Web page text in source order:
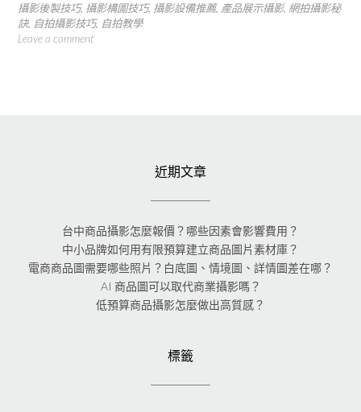
攝影後製技巧, 攝影構圖技巧, 攝影設備推薦, 產品展示攝影, 網拍攝影秘
訣, 自拍攝影技巧, 自拍教學
Leave a comment
近期文章
台中商品攝影怎麼報價？哪些因素會影響費用？
中小品牌如何用有限預算建立商品圖片素材庫？
電商商品圖需要哪些照片？白底圖、情境圖、詳情圖差在哪？
AI 商品圖可以取代商業攝影嗎？
低預算商品攝影怎麼做出高質感？
標籤